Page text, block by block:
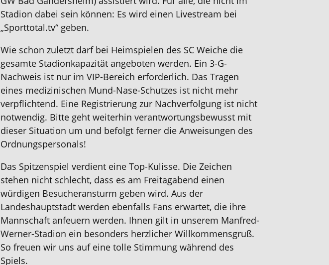
Stadion dabei sein können: Es wird einen Livestream bei
„Sporttotal.tv“ geben.
Wie schon zuletzt darf bei Heimspielen des SC Weiche die
gesamte Stadionkapazität angeboten werden. Ein 3-G-
Nachweis ist nur im VIP-Bereich erforderlich. Das Tragen
eines medizinischen Mund-Nase-Schutzes ist nicht mehr
verpflichtend. Eine Registrierung zur Nachverfolgung ist nicht
notwendig. Bitte geht weiterhin verantwortungsbewusst mit
dieser Situation um und befolgt ferner die Anweisungen des
Ordnungspersonals!
Das Spitzenspiel verdient eine Top-Kulisse. Die Zeichen
stehen nicht schlecht, dass es am Freitagabend einen
würdigen Besucheransturm geben wird. Aus der
Landeshauptstadt werden ebenfalls Fans erwartet, die ihre
Mannschaft anfeuern werden. Ihnen gilt in unserem Manfred-
Werner-Stadion ein besonders herzlicher Willkommensgruß.
So freuen wir uns auf eine tolle Stimmung während des
Spiels.